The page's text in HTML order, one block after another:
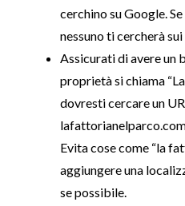
cerchino su Google.
nessuno ti cercherà
Assicurati di avere un
proprietà si chiama
dovresti cercare un
Evita cose come “la
aggiungere una
se possibile.